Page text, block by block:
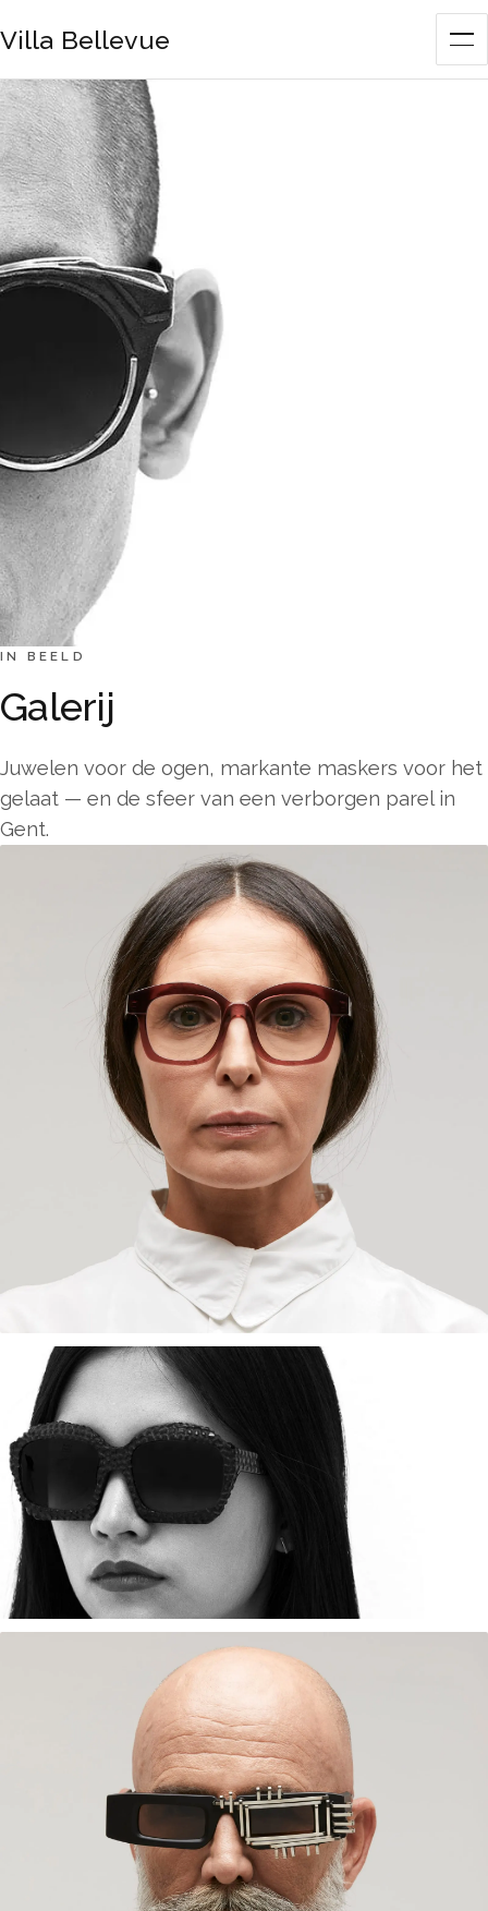
Villa Bellevue
IN BEELD
Galerij
Juwelen voor de ogen, markante maskers voor het
gelaat — en de sfeer van een verborgen parel in
Gent.